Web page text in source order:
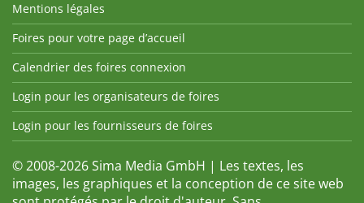
Mentions légales
Foires pour votre page d’accueil
Calendrier des foires connexion
Login pour les organisateurs de foires
Login pour les fournisseurs de foires
© 2008-2026 Sima Media GmbH | Les textes, les
images, les graphiques et la conception de ce site web